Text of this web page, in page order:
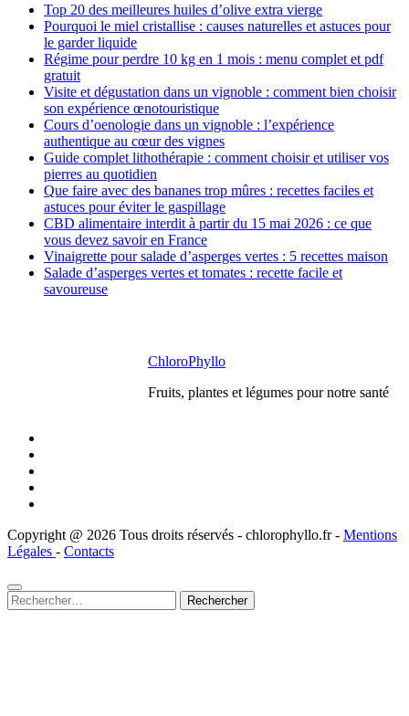
Top 20 des meilleures huiles d’olive extra vierge
Pourquoi le miel cristallise : causes naturelles et astuces pour
le garder liquide
Régime pour perdre 10 kg en 1 mois : menu complet et pdf
gratuit
Visite et dégustation dans un vignoble : comment bien choisir
son expérience œnotouristique
Cours d’oenologie dans un vignoble : l’expérience
authentique au cœur des vignes
Guide complet lithothérapie : comment choisir et utiliser vos
pierres au quotidien
Que faire avec des bananes trop mûres : recettes faciles et
astuces pour éviter le gaspillage
CBD alimentaire interdit à partir du 15 mai 2026 : ce que
vous devez savoir en France
Vinaigrette pour salade d’asperges vertes : 5 recettes maison
Salade d’asperges vertes et tomates : recette facile et
savoureuse
ChloroPhyllo
Fruits, plantes et légumes pour notre santé
Copyright @ 2026 Tous droits réservés - chlorophyllo.fr - Mentions
Légales - Contacts
Rechercher :